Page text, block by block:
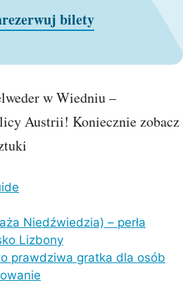
bilety
w Wiedniu –
Austrii! Koniecznie zobacz
Niedźwiedzia) – perła
Lizbony
prawdziwa gratka dla osób